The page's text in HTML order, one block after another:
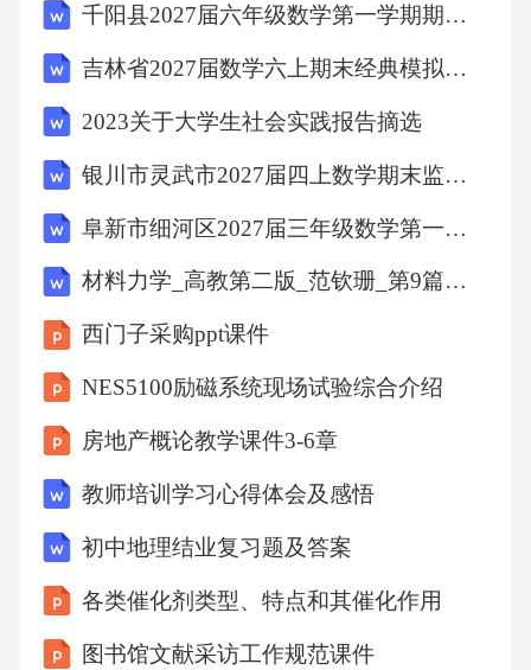
千阳县2027届六年级数学第一学期期末监测模拟试题含解析
吉林省2027届数学六上期末经典模拟试题含解析
2023关于大学生社会实践报告摘选
银川市灵武市2027届四上数学期末监测试题含解析
阜新市细河区2027届三年级数学第一学期期末复习检测试题含解析
材料力学_高教第二版_范钦珊_第9篇习题答案
西门子采购ppt课件
NES5100励磁系统现场试验综合介绍
房地产概论教学课件3-6章
教师培训学习心得体会及感悟
初中地理结业复习题及答案
各类催化剂类型、特点和其催化作用
图书馆文献采访工作规范课件